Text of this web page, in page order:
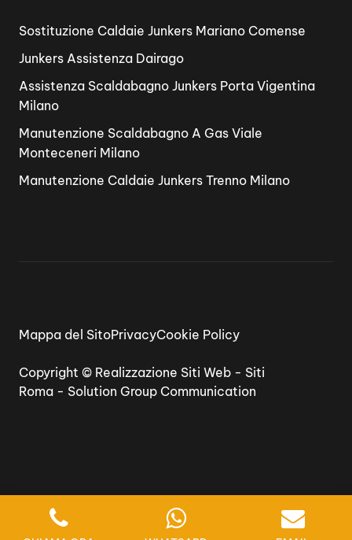
Sostituzione Caldaie Junkers Mariano Comense
Junkers Assistenza Dairago
Assistenza Scaldabagno Junkers Porta Vigentina
Milano
Manutenzione Scaldabagno A Gas Viale
Monteceneri Milano
Manutenzione Caldaie Junkers Trenno Milano
Copyright © Realizzazione Siti Web - Siti
Roma - Solution Group Communication
Mappa del SitoPrivacyCookie Policy